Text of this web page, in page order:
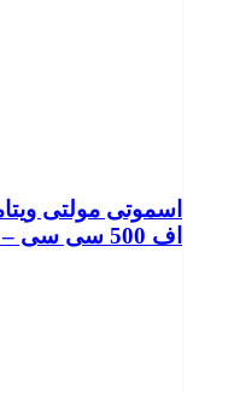
اسموتی مولتی
اف 500 سی سی – باکس 20 عددی